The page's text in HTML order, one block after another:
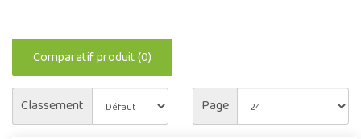
Comparatif produit (0)
Classement Page